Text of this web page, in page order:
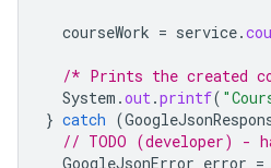
courseWork = service.
/* Prints the created
System .out.printf(
} catch (
// TODO (developer) -
GoogleJsonError error =